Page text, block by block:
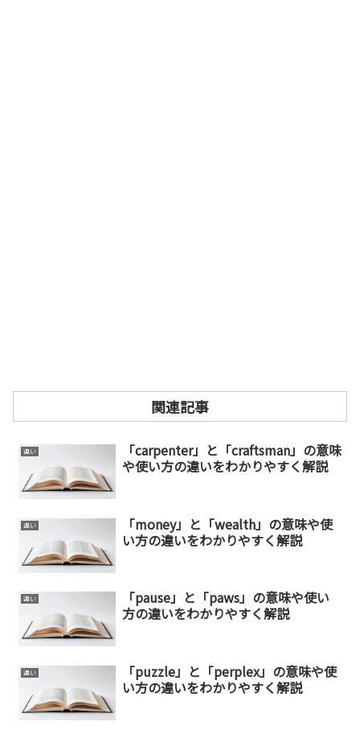
関連記事
違い
「carpenter」と「craftsman」の意味
や使い方の違いをわかりやすく解説
違い
「money」と「wealth」の意味や使
い方の違いをわかりやすく解説
違い
「pause」と「paws」の意味や使い
方の違いをわかりやすく解説
違い
「puzzle」と「perplex」の意味や使
い方の違いをわかりやすく解説